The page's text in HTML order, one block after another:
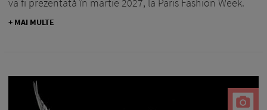
va fi prezentată în martie 2027, la Paris Fashion Week.
+ MAI MULTE